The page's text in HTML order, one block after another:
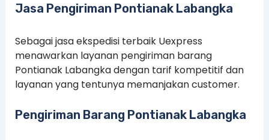
Jasa Pengiriman Pontianak Labangka
Sebagai jasa ekspedisi terbaik Uexpress
menawarkan layanan pengiriman barang
Pontianak Labangka dengan tarif kompetitif dan
layanan yang tentunya memanjakan customer.
Pengiriman Barang Pontianak Labangka